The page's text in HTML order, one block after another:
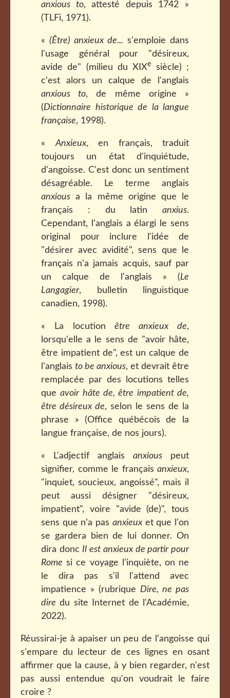
anxious to, attesté depuis 1742 »
(TLFi, 1971).
« (Être) anxieux de... s'emploie dans
l'usage général pour "désireux,
avide de" (milieu du XIXe
siècle) ;
c'est alors un calque de l'anglais
anxious to, de même origine »
(Dictionnaire historique de la langue
française, 1998).
«Anxieux, en français, traduit
toujours un état d'inquiétude,
d'angoisse. C'est donc un sentiment
désagréable. Le terme anglais
anxious a la même origine que le
français : du latin anxius.
Cependant, l'anglais a élargi le sens
original pour inclure l'idée de
"désirer avec avidité", sens que le
français n'a jamais acquis, sauf par
un calque de l'anglais » (Le
Langagier, bulletin linguistique
canadien, 1998).
« La locutionêtre anxieux de,
lorsqu'elle a le sens de "avoir hâte,
être impatient de", est un calque de
l'anglais to be anxious, et devrait être
remplacée par des locutions telles
queavoir hâte de, être impatient de,
être désireux de, selon le sens de la
phrase » (Office québécois de la
langue française, de nos jours).
« L'adjectif anglais anxious peut
signifier, comme le français anxieux,
"inquiet, soucieux, angoissé", mais il
peut aussi désigner "désireux,
impatient", voire "avide (de)", tous
sens que n'a pas anxieuxet que l'on
se gardera bien de lui donner. On
dira donc Il est anxieux de partir pour
Rome si ce voyage l'inquiète, on ne
le dira pas s'il l'attend avec
impatience » (rubrique Dire, ne pas
dire du site Internet de l'Académie,
2022).
Réussirai-je à apaiser un peu de l'angoisse qui
s'empare du lecteur de ces lignes en osant
affirmer que la cause, à y bien regarder, n'est
pas aussi entendue qu'on voudrait le faire
croire ?